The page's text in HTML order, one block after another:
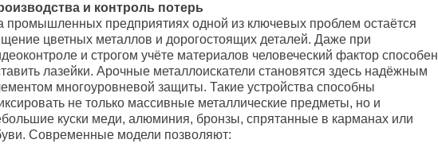
и контроль потерь
промышленных предприятиях одной из ключевых проблем остаётся
цветных металлов и дорогостоящих деталей. Даже при
и строгом учёте материалов человеческий фактор способен
лазейки. Арочные металлоискатели становятся здесь надёжным
многоуровневой защиты. Такие устройства способны
не только массивные металлические предметы, но и
куски меди, алюминия, бронзы, спрятанные в карманах или
Современные модели позволяют: